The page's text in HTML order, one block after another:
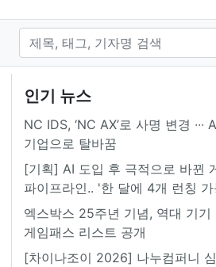
인기 뉴스
NC IDS, ‘NC AX’로 사명 변경 ∙∙∙
기업으로 탈바꿈
[기획] AI 도입 후 극적으로 바뀐
파이프라인.. '한 달에 4개 런칭
엑스박스 25주년 기념, 역대 기기
게임패스 리스트 공개
[차이나조이 2026] 나누컴퍼니